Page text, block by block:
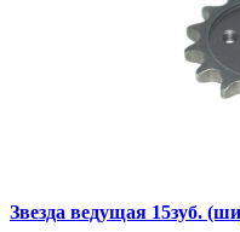
Звезда ведущая 15зуб.